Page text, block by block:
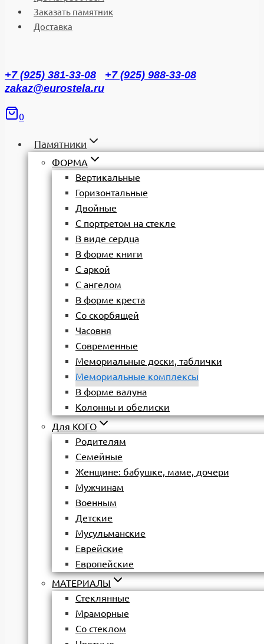
Заказать памятник
Доставка
+7 (925) 381-33-08
+7 (925) 988-33-08
zakaz@eurostela.ru
0
Памятники
ФОРМА
Вертикальные
Горизонтальные
Двойные
С портретом на стекле
В виде сердца
В форме книги
С аркой
С ангелом
В форме креста
Со скорбящей
Часовня
Современные
Мемориальные доски, таблички
Мемориальные комплексы
В форме валуна
Колонны и обелиски
Для КОГО
Родителям
Семейные
Женщине: бабушке, маме, дочери
Мужчинам
Военным
Детские
Мусульманские
Еврейские
Европейские
МАТЕРИАЛЫ
Стеклянные
Мраморные
Со стеклом